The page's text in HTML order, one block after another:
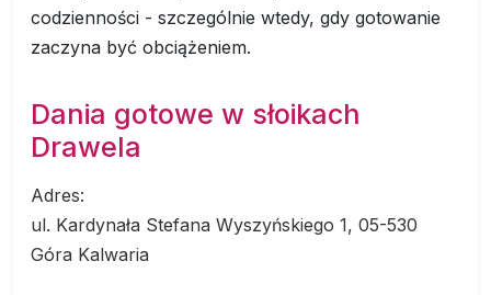
codzienności - szczególnie wtedy, gdy gotowanie
zaczyna być obciążeniem.
Dania gotowe w słoikach
Drawela
Adres:
ul. Kardynała Stefana Wyszyńskiego 1, 05-530
Góra Kalwaria